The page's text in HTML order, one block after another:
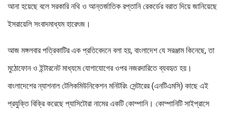
আনা হয়েছে বলে সরকারি নথি ও আন্তর্জাতিক রপ্তানি রেকর্ডের বরাত দিয়ে জানিয়েছে
ইসরায়েলি সংবাদমাধ্যম হারেৎজ।
আজ মঙ্গলবার পত্রিকাটির এক প্রতিবেদনে বলা হয়, বাংলাদেশ যে সরঞ্জাম কিনেছে, তা
মুঠোফোন ও ইন্টারনেট মাধ্যমে যোগাযোগের ওপর নজরদারিতে ব্যবহৃত হয়।
বাংলাদেশের ন্যাশনাল টেলিকমিউনিকেশন মনিটরিং সেন্টারের (এনটিএমসি) কাছে এই
প্রযুক্তি বিক্রি করেছে প্যাসিটোরা নামের একটি কোম্পানি। কোম্পানিটি সাইপ্রাসে